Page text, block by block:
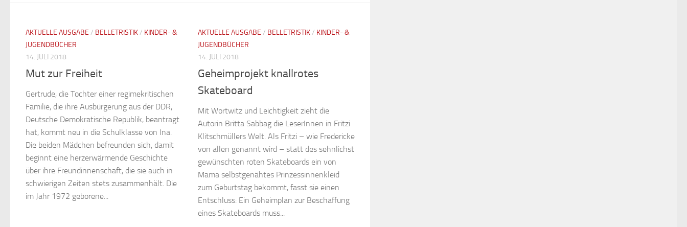
AKTUELLE AUSGABE / BELLETRISTIK/ KINDER- &
JUGENDBÜCHER
14. JULI 2018
Mut zur Freiheit
Gertrude, die Tochter einer regimekritischen
Familie, die ihre Ausbürgerung aus der DDR,
Deutsche Demokratische Republik, beantragt
hat, kommt neu in die Schulklasse von Ina.
Die beiden Mädchen befreunden sich, damit
beginnt eine herzerwärmende Geschichte
über ihre Freundinnenschaft, die sie auch in
schwierigen Zeiten stets zusammenhält. Die
im Jahr 1972 geborene...
AKTUELLE AUSGABE / BELLETRISTIK/ KINDER- &
JUGENDBÜCHER
14. JULI 2018
Geheimprojekt knallrotes
Skateboard
Mit Wortwitz und Leichtigkeit zieht die
Autorin Britta Sabbag die LeserInnen in Fritzi
Klitschmüllers Welt. Als Fritzi – wie Fredericke
von allen genannt wird – statt des sehnlichst
gewünschten roten Skateboards ein von
Mama selbstgenähtes Prinzessinnenkleid
zum Geburtstag bekommt, fasst sie einen
Entschluss: Ein Geheimplan zur Beschaffung
eines Skateboards muss...